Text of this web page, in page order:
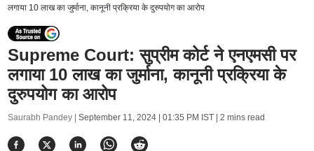
लगाया 10 लाख का जुर्माना, कानूनी प्रक्रिया के दुरुपयोग का आरोप
Supreme Court: सुप्रीम कोर्ट ने एनएमसी पर
लगाया 10 लाख का जुर्माना, कानूनी प्रक्रिया के
दुरुपयोग का आरोप
Saurabh Pandey | September 11, 2024 | 01:35 PM IST| 2 mins read